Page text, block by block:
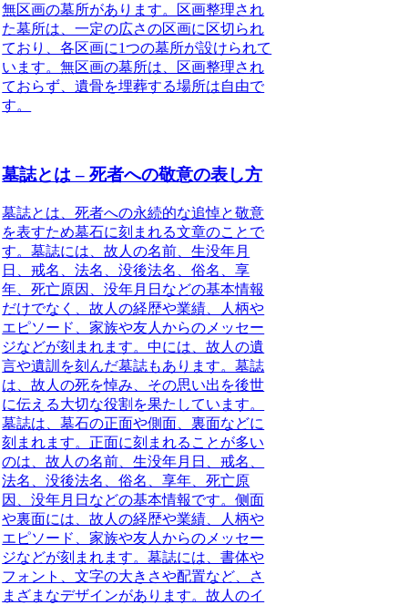
無区画の墓所があります。区画整理され
た墓所は、一定の広さの区画に区切られ
ており、各区画に1つの墓所が設けられて
います。無区画の墓所は、区画整理され
ておらず、遺骨を埋葬する場所は自由で
す。
墓誌とは – 死者への敬意の表し方
墓誌とは、死者への永続的な追悼と敬意
を表すため墓石に刻まれる文章のことで
す。墓誌には、故人の名前、生没年月
日、戒名、法名、没後法名、俗名、享
年、死亡原因、没年月日などの基本情報
だけでなく、故人の経歴や業績、人柄や
エピソード、家族や友人からのメッセー
ジなどが刻まれます。中には、故人の遺
言や遺訓を刻んだ墓誌もあります。墓誌
は、故人の死を悼み、その思い出を後世
に伝える大切な役割を果たしています。
墓誌は、墓石の正面や側面、裏面などに
刻まれます。正面に刻まれることが多い
のは、故人の名前、生没年月日、戒名、
法名、没後法名、俗名、享年、死亡原
因、没年月日などの基本情報です。侧面
や裏面には、故人の経歴や業績、人柄や
エピソード、家族や友人からのメッセー
ジなどが刻まれます。墓誌には、書体や
フォント、文字の大きさや配置など、さ
まざまなデザインがあります。故人のイ